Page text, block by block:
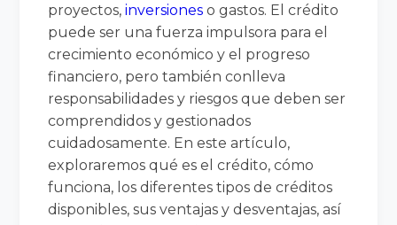
proyectos,inversiones o gastos. El crédito
puede ser una fuerza impulsora para el
crecimiento económico y el progreso
financiero, pero también conlleva
responsabilidades y riesgos que deben ser
comprendidos y gestionados
cuidadosamente. En este artículo,
exploraremos qué es el crédito, cómo
funciona, los diferentes tipos de créditos
disponibles, sus ventajas y desventajas, así